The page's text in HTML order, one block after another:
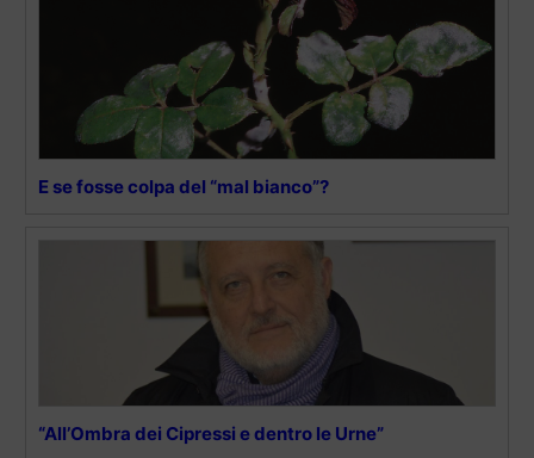
E se fosse colpa del “mal bianco”?
“All’Ombra dei Cipressi e dentro le Urne”